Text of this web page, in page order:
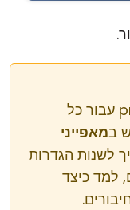
אם אתה צריך לקבוע הגדרות proxy עבור כל
במאפייני
לשנות הגדרות